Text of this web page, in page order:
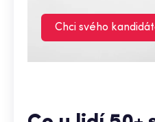
Chci svého